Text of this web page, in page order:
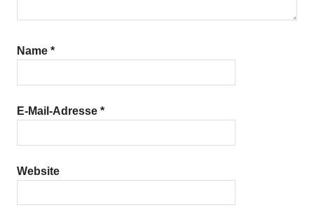
Name *
E-Mail-Adresse *
Website